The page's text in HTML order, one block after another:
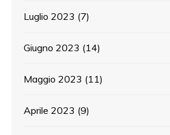
Luglio 2023 (7)
Giugno 2023 (14)
Maggio 2023 (11)
Aprile 2023 (9)